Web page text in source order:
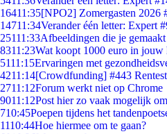
16411:35[NPO2] Zomergasten 2026
14711:34Verander één letter: Expert
25111:33Afbeeldingen die je
8311:23Wat koopt 1000 euro in jouw
5111:15Ervaringen met
4211:14[Crowdfunding] #443
2711:12Forum werkt niet op Chrome
9011:12Post hier zo vaak mogelijk
710:45Poepen tijdens het
1110:44Hoe hiermee om te gaan?